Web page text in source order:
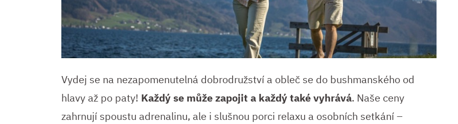
Vydej se na nezapomenutelná dobrodružství a obleč se do bushmanského od
hlavy až po paty! Každý se může zapojit a každý také vyhrává. Naše ceny
zahrnují spoustu adrenalinu, ale i slušnou porci relaxu a osobních setkání –